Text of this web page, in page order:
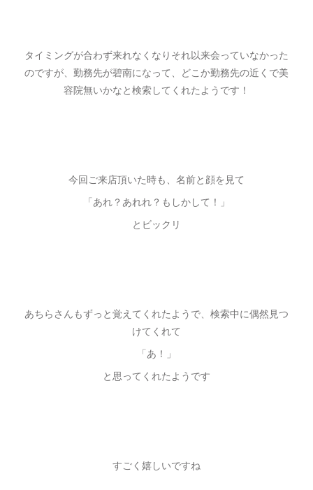
タイミングが合わず来れなくなりそれ以来会っていなかった
のですが、勤務先が碧南になって、どこか勤務先の近くで美
容院無いかなと検索してくれたようです！
今回ご来店頂いた時も、名前と顔を見て
「あれ？あれれ？もしかして！」
とビックリ
あちらさんもずっと覚えてくれたようで、検索中に偶然見つ
けてくれて
「あ！」
と思ってくれたようです
すごく嬉しいですね